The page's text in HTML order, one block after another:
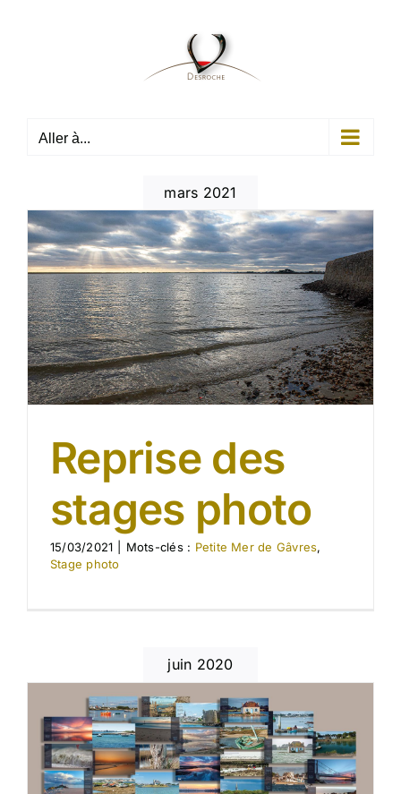
Aller à...
mars 2021
Reprise des
stages photo
15/03/2021 Mots-clés : Petite Mer de Gâvres,
Stage photo
juin 2020